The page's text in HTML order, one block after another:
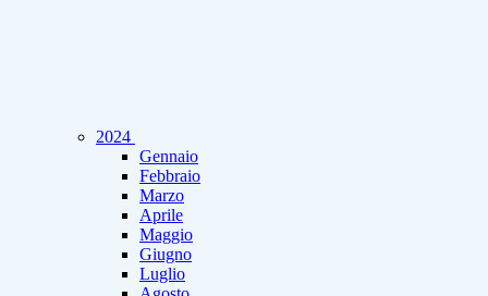
2024
Gennaio
Febbraio
Marzo
Aprile
Maggio
Giugno
Luglio